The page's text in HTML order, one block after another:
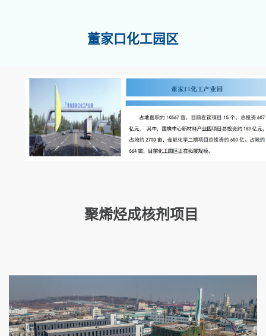
董家口化工园区
聚烯烃成核剂项目